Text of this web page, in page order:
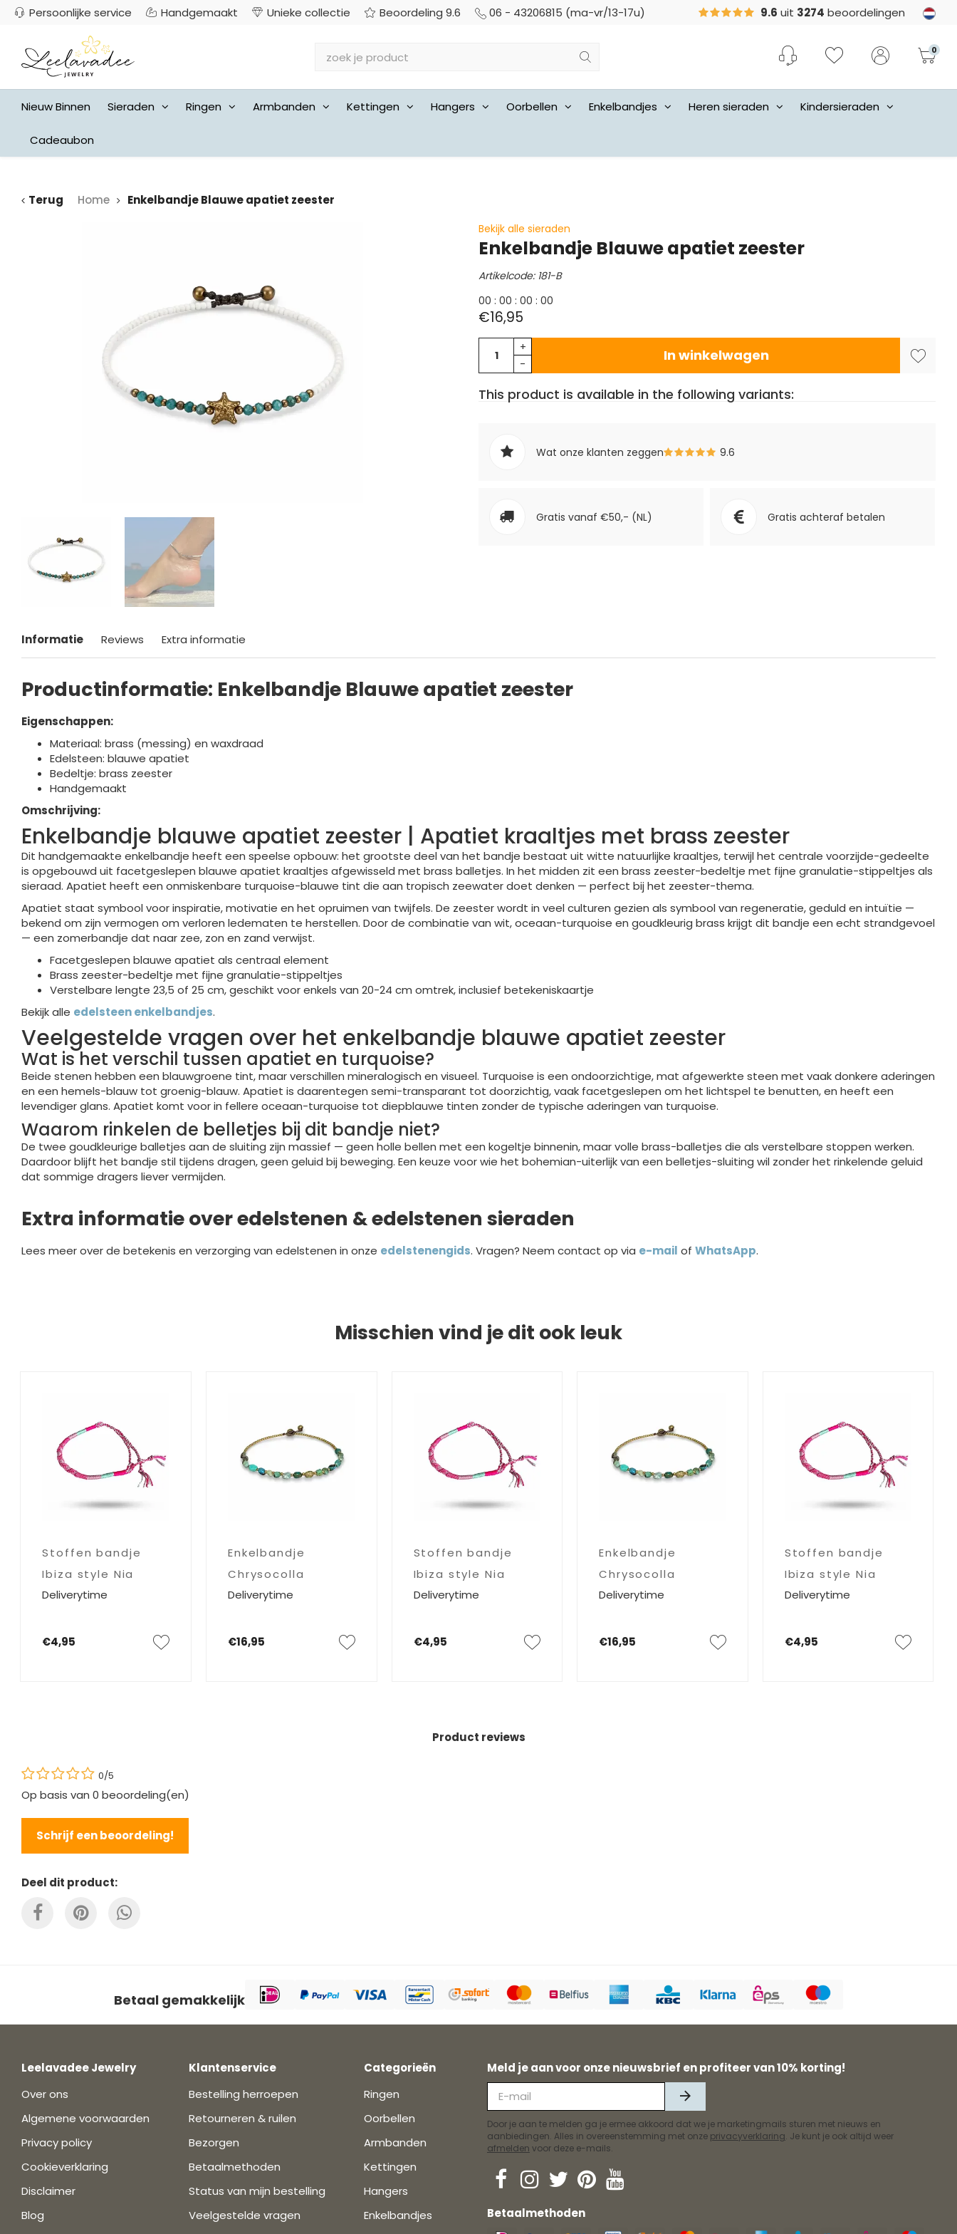
Persoonlijke service Handgemaakt Unieke collectie Beoordeling 9.6 06 - 43206815 (ma-vr/13-17u) 9.6 uit 3274 beoordelingen
0
Nieuw Binnen Sieraden Ringen Armbanden Kettingen Hangers Oorbellen Enkelbandjes Heren sieraden Kindersieraden
Cadeaubon
Terug Home Enkelbandje Blauwe apatiet zeester
Bekijk alle sieraden
Enkelbandje Blauwe apatiet zeester
Artikelcode: 181-B
00 : 00 : 00 : 00
€16,95
+
-
In winkelwagen
This product is available in the following variants:
Wat onze klanten zeggen 9.6
Gratis vanaf €50,- (NL) Gratis achteraf betalen
Informatie Reviews Extra informatie
Productinformatie: Enkelbandje Blauwe apatiet zeester
Eigenschappen:
Materiaal: brass (messing) en waxdraad
Edelsteen: blauwe apatiet
Bedeltje: brass zeester
Handgemaakt
Omschrijving:
Enkelbandje blauwe apatiet zeester | Apatiet kraaltjes met brass zeester
Dit handgemaakte enkelbandje heeft een speelse opbouw: het grootste deel van het bandje bestaat uit witte natuurlijke kraaltjes, terwijl het centrale voorzijde-gedeelte
is opgebouwd uit facetgeslepen blauwe apatiet kraaltjes afgewisseld met brass balletjes. In het midden zit een brass zeester-bedeltje met fijne granulatie-stippeltjes als
sieraad. Apatiet heeft een onmiskenbare turquoise-blauwe tint die aan tropisch zeewater doet denken — perfect bij het zeester-thema.
Apatiet staat symbool voor inspiratie, motivatie en het opruimen van twijfels. De zeester wordt in veel culturen gezien als symbool van regeneratie, geduld en intuïtie —
bekend om zijn vermogen om verloren ledematen te herstellen. Door de combinatie van wit, oceaan-turquoise en goudkleurig brass krijgt dit bandje een echt strandgevoel
— een zomerbandje dat naar zee, zon en zand verwijst.
Facetgeslepen blauwe apatiet als centraal element
Brass zeester-bedeltje met fijne granulatie-stippeltjes
Verstelbare lengte 23,5 of 25 cm, geschikt voor enkels van 20-24 cm omtrek, inclusief betekeniskaartje
Bekijk alle edelsteen enkelbandjes.
Veelgestelde vragen over het enkelbandje blauwe apatiet zeester
Wat is het verschil tussen apatiet en turquoise?
Beide stenen hebben een blauwgroene tint, maar verschillen mineralogisch en visueel. Turquoise is een ondoorzichtige, mat afgewerkte steen met vaak donkere aderingen
en een hemels-blauw tot groenig-blauw. Apatiet is daarentegen semi-transparant tot doorzichtig, vaak facetgeslepen om het lichtspel te benutten, en heeft een
levendiger glans. Apatiet komt voor in fellere oceaan-turquoise tot diepblauwe tinten zonder de typische aderingen van turquoise.
Waarom rinkelen de belletjes bij dit bandje niet?
De twee goudkleurige balletjes aan de sluiting zijn massief — geen holle bellen met een kogeltje binnenin, maar volle brass-balletjes die als verstelbare stoppen werken.
Daardoor blijft het bandje stil tijdens dragen, geen geluid bij beweging. Een keuze voor wie het bohemian-uiterlijk van een belletjes-sluiting wil zonder het rinkelende geluid
dat sommige dragers liever vermijden.
Extra informatie over edelstenen & edelstenen sieraden
Lees meer over de betekenis en verzorging van edelstenen in onze edelstenengids. Vragen? Neem contact op via e-mail of WhatsApp.
Misschien vind je dit ook leuk
Stoffen bandje
Ibiza style Nia
Deliverytime
€4,95
Enkelbandje
Chrysocolla
Deliverytime
€16,95
Stoffen bandje
Ibiza style Nia
Deliverytime
€4,95
Enkelbandje
Chrysocolla
Deliverytime
€16,95
Stoffen bandje
Ibiza style Nia
Deliverytime
€4,95
Product reviews
0/5
Op basis van 0 beoordeling(en)
Schrijf een beoordeling!
Deel dit product:
Betaal gemakkelijk
Leelavadee Jewelry
Over ons
Algemene voorwaarden
Privacy policy
Cookieverklaring
Disclaimer
Blog
Klantenservice
Bestelling herroepen
Retourneren & ruilen
Bezorgen
Betaalmethoden
Status van mijn bestelling
Veelgestelde vragen
Categorieën
Ringen
Oorbellen
Armbanden
Kettingen
Hangers
Enkelbandjes
Meld je aan voor onze nieuwsbrief en profiteer van 10% korting!
Door je aan te melden ga je ermee akkoord dat we je marketingmails sturen met nieuws en
aanbiedingen. Alles in overeenstemming met onze privacyverklaring. Je kunt je ook altijd weer
afmelden voor deze e-mails.
Betaalmethoden